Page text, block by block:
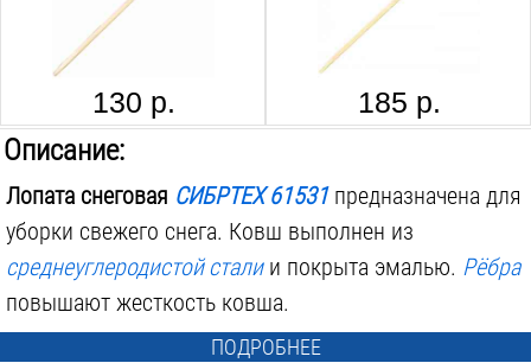
130 р. 185 р.
Описание:
Лопата снеговая СИБРТЕХ 61531предназначена для
уборки свежего снега. Ковш выполнен из
среднеуглеродистой сталии покрыта эмалью. Рёбра
повышают жесткость ковша.
ПОДРОБНЕЕ